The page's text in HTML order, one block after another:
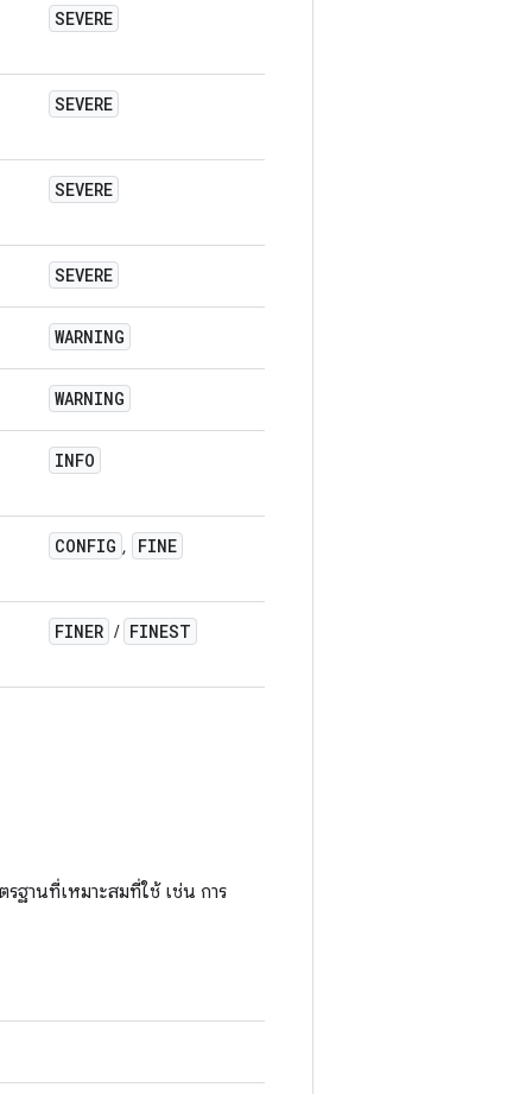
SEVERE
SEVERE
SEVERE
SEVERE
WARNING
WARNING
INFO
CONFIG , FINE
FINER / FINEST
ฐานที่เหมาะสมที่ใช้ เช่น การ